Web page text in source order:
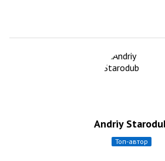
Andriy
топ-автор